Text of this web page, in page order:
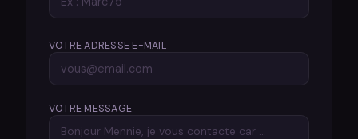
VOTRE ADRESSE E-MAIL
VOTRE MESSAGE